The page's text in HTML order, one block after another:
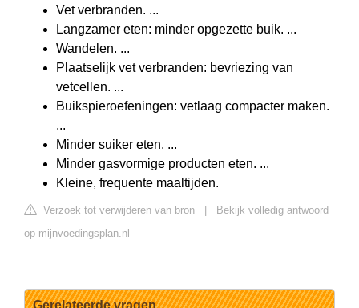
Vet verbranden. ...
Langzamer eten: minder opgezette buik. ...
Wandelen. ...
Plaatselijk vet verbranden: bevriezing van
vetcellen. ...
Buikspieroefeningen: vetlaag compacter maken.
...
Minder suiker eten. ...
Minder gasvormige producten eten. ...
Kleine, frequente maaltijden.
Verzoek tot verwijderen van bron
Bekijk volledig antwoord
op mijnvoedingsplan.nl